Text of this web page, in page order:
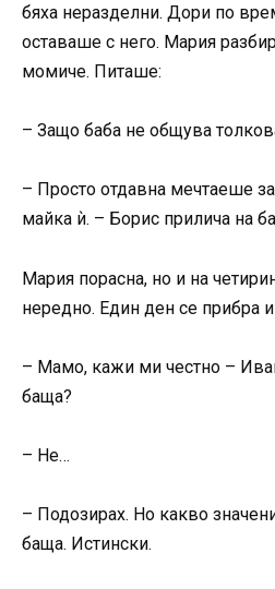
бяха неразделни. Дори по
оставаше с него. Мария
момиче. Питаше:
– Защо баба не общува
– Просто отдавна мечтаеше
майка ѝ. – Борис прилича на
Мария порасна, но и на
нередно. Един ден се прибра
– Мамо, кажи ми честно –
баща?
– Не…
– Подозирах. Но какво
баща. Истински.